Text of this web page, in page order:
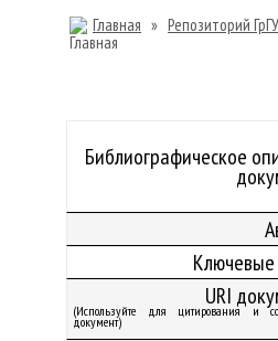
Главная » Репозиторий
Библиографическое
Ключевые
URI
(Используйте для цитирования и
документ)